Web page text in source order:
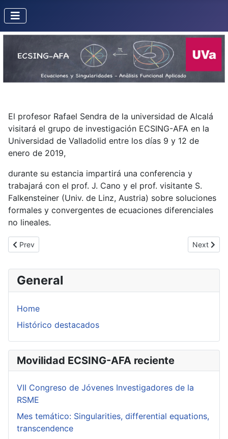
General
Home
Histórico destacados
Movilidad ECSING-AFA reciente
VII Congreso de Jóvenes Investigadores de la
RSME
Mes temático: Singularities, differential equations,
transcendence
El profesor Rafael Sendra de la universidad de Alcalá
visitará el grupo de investigación ECSING-AFA en la
Universidad de Valladolid entre los días 9 y 12 de
enero de 2019,
durante su estancia impartirá una conferencia y
trabajará con el prof. J. Cano y el prof. visitante S.
Falkensteiner (Univ. de Linz, Austria) sobre soluciones
formales y convergentes de ecuaciones diferenciales
no lineales.
Previous article: Sebastian Falkensteiner (U. Linz)
Prev Next
Next